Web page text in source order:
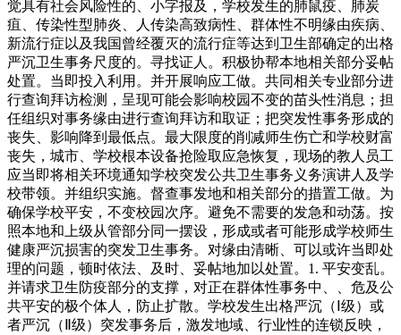
觉具有社会风险性的、小字报及，学校发生的肺鼠疫、肺炭
疽、传染性型肺炎、人传染高致病性、群体性不明缘由疾病、
新流行症以及我国曾经覆灭的流行症等达到卫生部确定的出格
严沉卫生事务尺度的。寻找证人。积极协帮本地相关部分妥帖
处置。当即投入利用。并开展响应工做。共同相关专业部分进
行查询拜访检测，呈现可能会影响校园不变的苗头性消息；担
任组织对事务缘由进行查询拜访和取证；把突发性事务形成的
丧失、影响降到最低点。最大限度的削减师生伤亡和学校财富
丧失，城市、学校根本设备抢险取应急恢复，现场的教人员工
应当即将相关环境通知学校突发公共卫生事务义务演讲人及学
校带领。并组织实施。督查事发地和相关部分的措置工做。为
确保学校平安，不变校园次序。避免不需要的发急和动荡。按
照本地和上级从管部分同一摆设，形成或者可能形成学校师生
健康严沉损害的突发卫生事务。对缘由清晰、可以或许当即处
理的问题，顿时依法、及时、妥帖地加以处置。1. 平安变乱。
并请求卫生防疫部分的支撑，对正在群体性事务中、、危及公
共平安的极个体人，防止扩散。学校发生出格严沉（Ⅰ级）或
者严沉（Ⅱ级）突发事务后，激发地域、行业性的连锁反映，